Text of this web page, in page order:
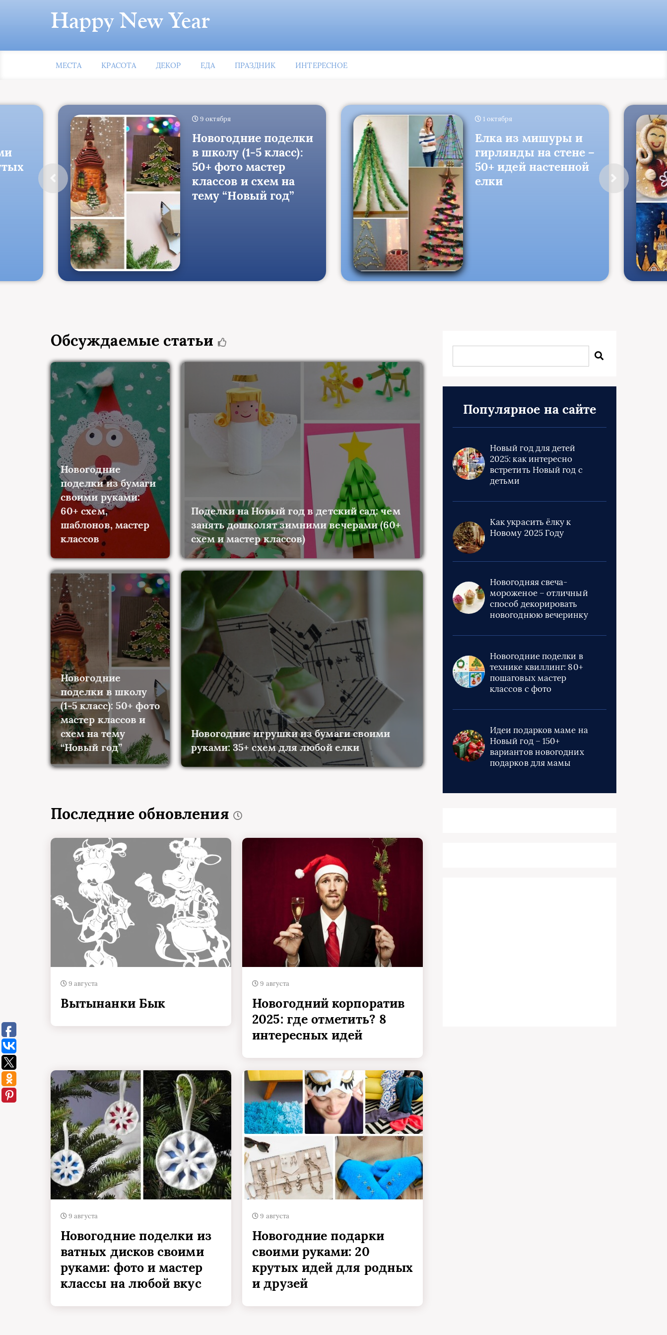
Happy New Year
МЕСТА КРАСОТА ДЕКОР ЕДА ПРАЗДНИК ИНТЕРЕСНОЕ
9 октября
Новогодние поделки
в школу (1-5 класс):
50+ фото мастер
классов и схем на
тему “Новый год”
1 октября
Елка из мишуры и
гирлянды на стене –
50+ идей настенной
елки
Обсуждаемые статьи
Новогодние
поделки из бумаги
своими руками:
60+ схем,
шаблонов, мастер
классов
Поделки на Новый год в детский сад: чем
занять дошколят зимними вечерами (60+
схем и мастер классов)
Новогодние
поделки в школу
(1-5 класс): 50+ фото
мастер классов и
схем на тему
“Новый год”
Новогодние игрушки из бумаги своими
руками: 35+ схем для любой елки
Последние обновления
9 августа
Вытынанки Бык
9 августа
Новогодний корпоратив
2025: где отметить? 8
интересных идей
9 августа
Новогодние поделки из
ватных дисков своими
руками: фото и мастер
классы на любой вкус
9 августа
Новогодние подарки
своими руками: 20
крутых идей для родных
и друзей
Популярное на сайте
Новый год для детей
2025: как интересно
встретить Новый год с
детьми
Как украсить ёлку к
Новому 2025 Году
Новогодняя свеча-
мороженое – отличный
способ декорировать
новогоднюю вечеринку
Новогодние поделки в
технике квиллинг: 80+
пошаговых мастер
классов с фото
Идеи подарков маме на
Новый год – 150+
вариантов новогодних
подарков для мамы